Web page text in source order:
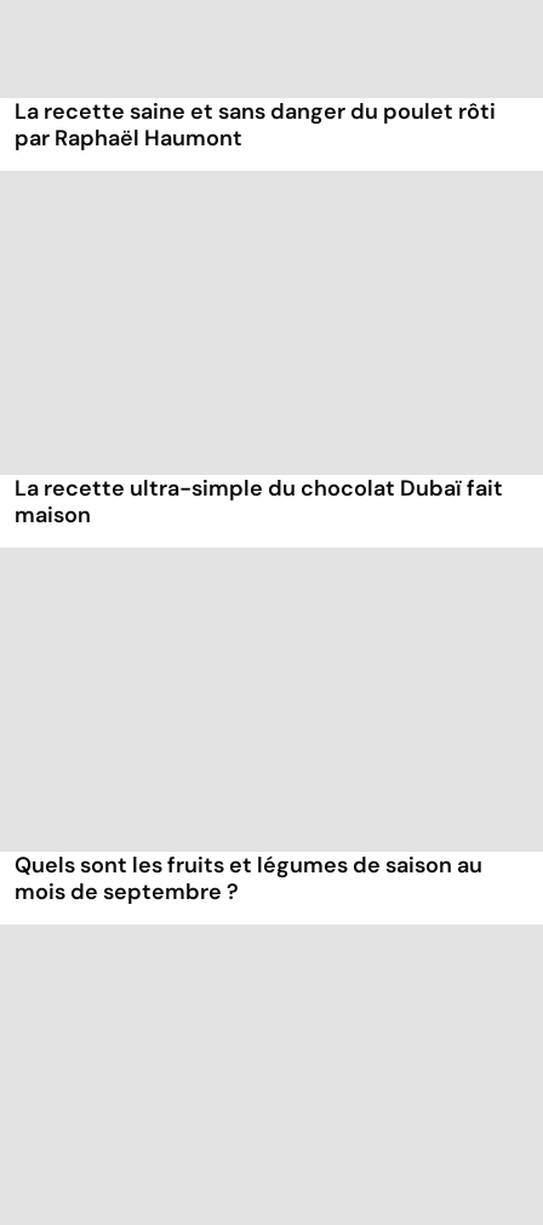
La recette saine et sans danger du poulet rôti
par Raphaël Haumont
La recette ultra-simple du chocolat Dubaï fait
maison
Quels sont les fruits et légumes de saison au
mois de septembre ?